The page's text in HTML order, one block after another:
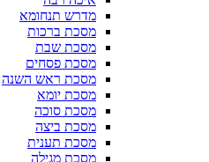
מדרש תנחומא
מסכת ברכות
מסכת שבת
מסכת פסחים
מסכת ראש השנה
מסכת יומא
מסכת סוכה
מסכת ביצה
מסכת תענית
מסכת מגילה